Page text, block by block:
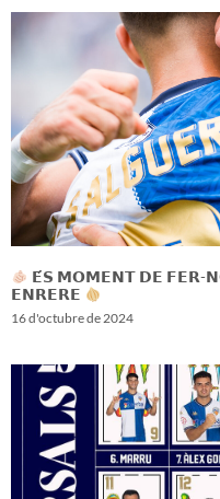
𝗘́𝗦 𝗠𝗢𝗠𝗘𝗡𝗧 𝗗𝗘 𝗙𝗘𝗥-
𝗘𝗡𝗥𝗘𝗥𝗘
16 d'octubre de 2024